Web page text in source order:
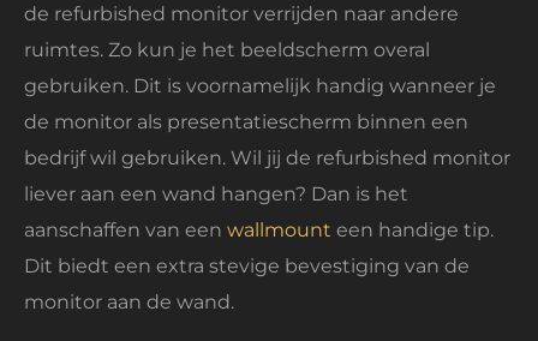
de refurbished monitor verrijden naar andere
ruimtes. Zo kun je het beeldscherm overal
gebruiken. Dit is voornamelijk handig wanneer je
de monitor als presentatiescherm binnen een
bedrijf wil gebruiken. Wil jij de refurbished monitor
liever aan een wand hangen? Dan is het
aanschaffen van een wallmount een handige tip.
Dit biedt een extra stevige bevestiging van de
monitor aan de wand.